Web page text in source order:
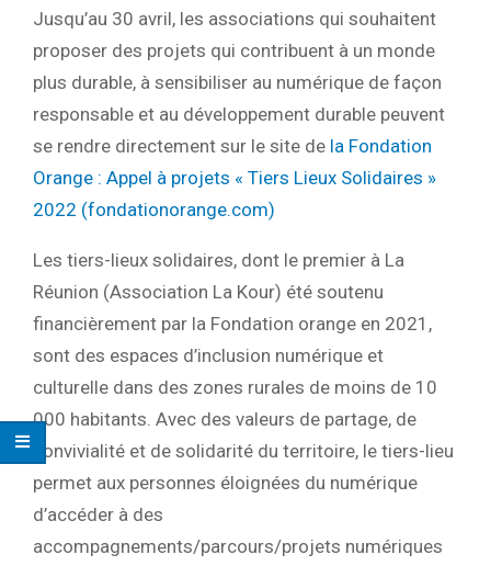
Jusqu’au 30 avril, les associations qui souhaitent
proposer des projets qui contribuent à un monde
plus durable, à sensibiliser au numérique de façon
responsable et au développement durable peuvent
se rendre directement sur le site de la Fondation
Orange : Appel à projets « Tiers Lieux Solidaires »
2022 (fondationorange.com)
Les tiers-lieux solidaires, dont le premier à La
Réunion (Association La Kour) été soutenu
financièrement par la Fondation orange en 2021,
sont des espaces d’inclusion numérique et
culturelle dans des zones rurales de moins de 10
000 habitants. Avec des valeurs de partage, de
convivialité et de solidarité du territoire, le tiers-lieu
permet aux personnes éloignées du numérique
d’accéder à des
accompagnements/parcours/projets numériques